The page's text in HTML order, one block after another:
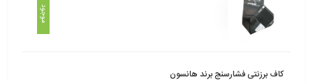
موجود
کاف برزنتی فشارسنج برند هانسون